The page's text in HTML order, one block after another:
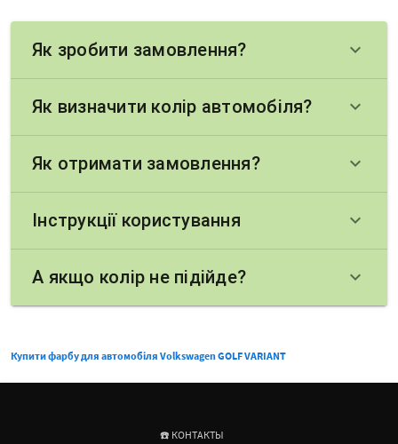
Як зробити замовлення? keyboard_arrow_down
Як визначити колір автомобіля? keyboard_arrow_down
Як отримати замовлення? keyboard_arrow_down
Інструкції користування keyboard_arrow_down
А якщо колір не підійде? keyboard_arrow_down
Купити фарбу для автомобіля Volkswagen GOLF VARIANT
☎️ КОНТАКТЫ